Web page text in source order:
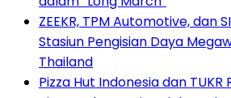
ZEEKR, TPM Automotive, dan
Stasiun Pengisian Daya
Thailand
Pizza Hut Indonesia dan TUKR